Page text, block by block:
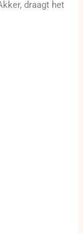
draagt het